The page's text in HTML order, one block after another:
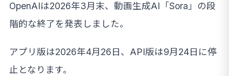
OpenAIは2026年3月末、動画生成AI「Sora」の段
階的な終了を発表しました。
アプリ版は2026年4月26日、API版は9月24日に停
止となります。